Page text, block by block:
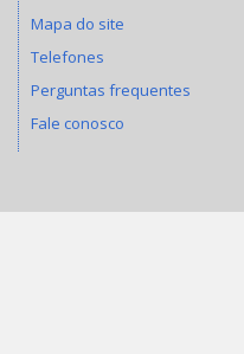
Mapa do site
Telefones
Perguntas frequentes
Fale conosco